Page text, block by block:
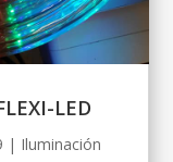
LED
| Iluminación